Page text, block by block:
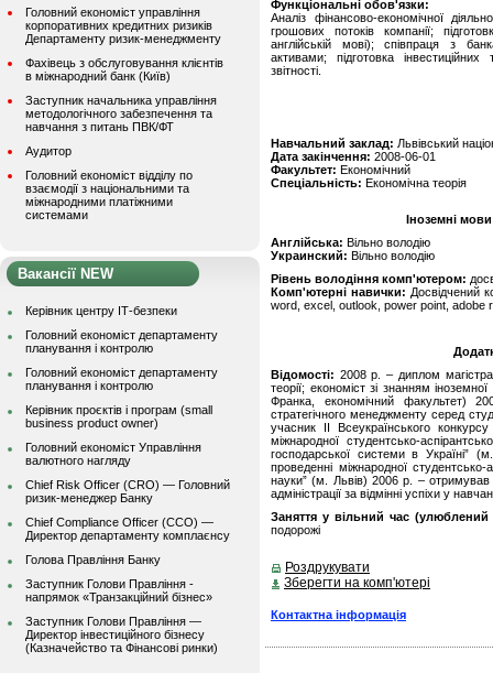
Головний економіст управління
корпоративних кредитних ризиків
Департаменту ризик-менеджменту
Фахівець з обслуговування клієнтів
в міжнародний банк (Київ)
Заступник начальника управління
методологічного забезпечення та
навчання з питань ПВК/ФТ
Аудитор
Головний економіст відділу по
взаємодії з національними та
міжнародними платіжними
системами
Вакансії NEW
Керівник центру ІТ-безпеки
Головний економіст департаменту
планування і контролю
Головний економіст департаменту
планування і контролю
Керівник проєктів і програм (small
business product owner)
Головний економіст Управління
валютного нагляду
Chief Risk Officer (CRO) — Головний
ризик-менеджер Банку
Chief Compliance Officer (CCO) —
Директор департаменту комплаєнсу
Голова Правління Банку
Заступник Голови Правління -
напрямок «Транзакційний бізнес»
Заступник Голови Правління —
Директор інвестиційного бізнесу
(Казначейство та Фінансові ринки)
Функціональні обов'язки:
Аналіз фінансово-економічної
грошових потоків компанії;
англійській мові); співпраця з
активами; підготовка інвестиційних
звітності.
Навчальний заклад: Львівський
Дата закінчення: 2008-06-01
Факультет: Економічний
Спеціальність: Економічна теорія
Іноземні
Англійська: Вільно володію
Украинский: Вільно володію
Рівень володіння комп'ютером:
Комп'ютерні навички: Досвідчений
word, excel, outlook, power point, adobe
Відомості: 2008 р. – диплом магістра
теорії; економіст зі знанням
Франка, економічний факультет)
стратегічного менеджменту серед
учасник ІІ Всеукраїнського
міжнародної студентсько-
господарської системи в Україні”
проведенні міжнародної студентсько-
науки” (м. Львів) 2006 р. – отримував
адміністрації за відмінні успіхи у
Заняття у вільний час
подорожі
Роздрукувати
Зберегти на комп'ютері
Контактна інформація